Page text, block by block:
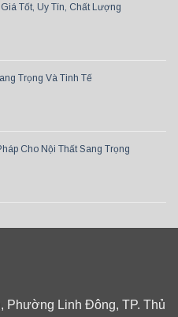
Tốt, Uy Tín, Chất Lượng
Trọng Và Tinh Tế
Cho Nội Thất Sang Trọng
Phường Linh Đông, TP. Thủ